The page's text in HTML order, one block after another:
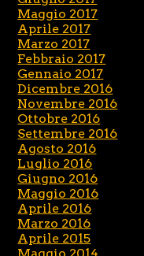
Maggio 2017
Aprile 2017
Marzo 2017
Febbraio 2017
Gennaio 2017
Dicembre 2016
Novembre 2016
Ottobre 2016
Settembre 2016
Agosto 2016
Luglio 2016
Giugno 2016
Maggio 2016
Aprile 2016
Marzo 2016
Aprile 2015